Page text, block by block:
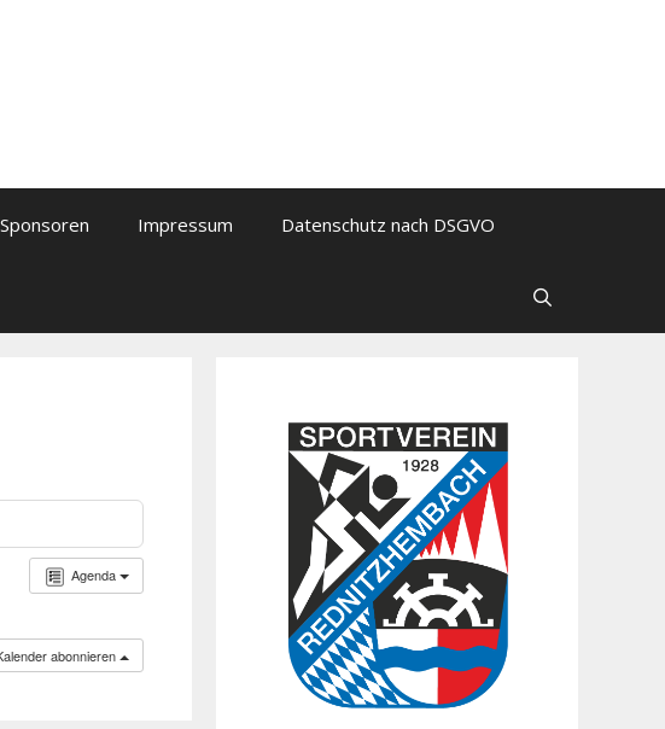
Sponsoren Impressum Datenschutz nach DSGVO
Agenda
abonnieren